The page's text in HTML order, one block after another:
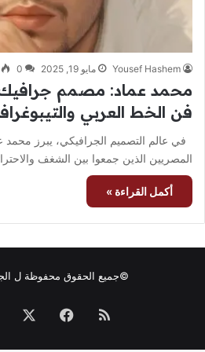
Yousef Hashem مايو 19, 2025 0
محمد عماد: مصمم
فن الخط العربي
في عالم التصميم الجرافيكي، يبرز
المصريين الذين جمعوا بين الشغف
أكمل القراءة »
©جميع الحقوق محفوظة ل
ملخص فيسبوك